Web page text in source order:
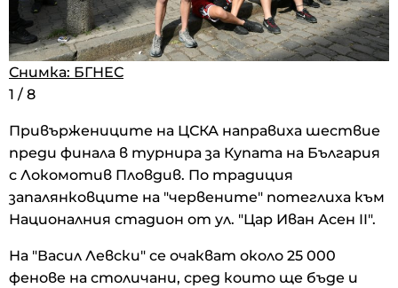
Снимка: БГНЕС
1 / 8
Снимка: БГНЕС
1 / 8
Снимка: БГНЕС
1 / 8
Привържениците на ЦСКА направиха шествие
преди финала в турнира за Купата на България
с Локомотив Пловдив. По традиция
запалянковците на "червените" потеглиха към
Националния стадион от ул. "Цар Иван Асен II".
На "Васил Левски" се очакват около 25 000
фенове на столичани, сред които ще бъде и